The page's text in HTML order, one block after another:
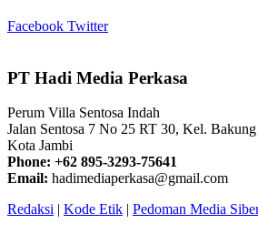
Facebook Twitter
PT Hadi Media Perkasa
Perum Villa Sentosa Indah
Jalan Sentosa 7 No 25 RT 30, Kel.
Kota Jambi
Phone: +62 895-3293-75641
Email: hadimediaperkasa@gmail.com
Redaksi | Kode Etik | Pedoman Media